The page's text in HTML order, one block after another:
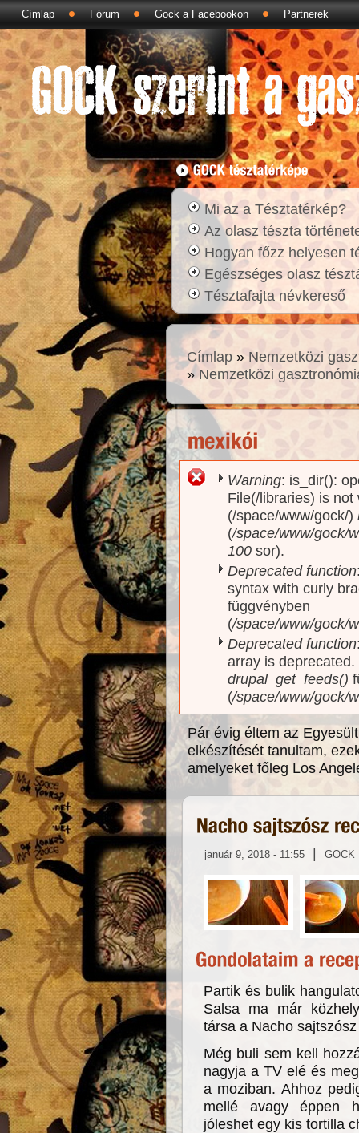
Címlap Fórum Gock a Facebookon Partnerek
Mi az a Tésztatérkép?
Az olasz tészta
Hogyan főzz helyesen
Egészséges olasz
Tésztafajta névkereső
Címlap » Nemzetközi
» Nemzetközi
Hibaüzenet
Warning: is_dir():
File(/libraries) is
(/space/www/gock/)
(/space/www/gock/
100 sor).
Deprecated function
syntax with curly
függvényben
(/space/www/gock/
Deprecated function
array is
drupal_get_feeds()
(/space/www/gock/
Pár évig éltem az
elkészítését tanultam,
amelyeket főleg Los
január 9, 2018 - 11:55 | GOCK
Partik és bulik
Salsa ma már
társa a Nacho
Még buli sem kell
nagyja a TV elé és
a moziban. Ahhoz
mellé avagy éppen
jóleshet egy kis tortilla